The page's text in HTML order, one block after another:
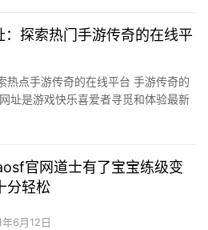
探索热门手游传奇的在线平
热点手游传奇的在线平台 手游传奇的
址是游戏快乐喜爱者寻觅和体验最新
妙手机的普及和移动收集手艺的成
官网道士有了宝宝练级变
分轻松
6月12日